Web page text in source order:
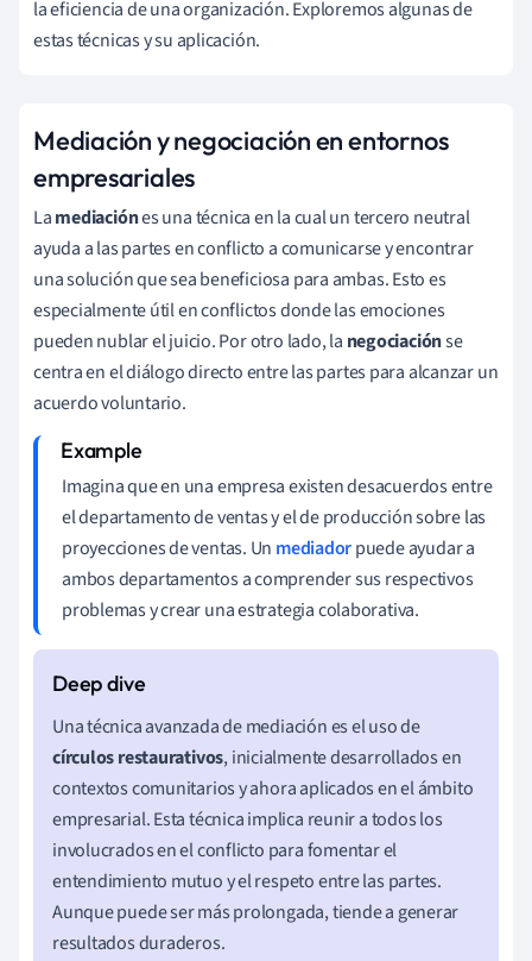
la eficiencia de una organización. Exploremos algunas de
estas técnicas y su aplicación.
Mediación y negociación en entornos
empresariales
Lamediaciónes una técnica en la cual un tercero neutral
ayuda a las partes en conflicto a comunicarse y encontrar
una solución que sea beneficiosa para ambas. Esto es
especialmente útil en conflictos donde las emociones
pueden nublar el juicio. Por otro lado, la negociaciónse
centra en el diálogo directo entre las partes para alcanzar un
acuerdo voluntario.
Imagina que en una empresa existen desacuerdos entre
el departamento de ventas y el de producción sobre las
proyecciones de ventas. Un mediadorpuede ayudar a
ambos departamentos a comprender sus respectivos
problemas y crear una estrategia colaborativa.
Una técnica avanzada de mediación es el uso de
círculos restaurativos, inicialmente desarrollados en
contextos comunitarios y ahora aplicados en el ámbito
empresarial. Esta técnica implica reunir a todos los
involucrados en el conflicto para fomentar el
entendimiento mutuo y el respeto entre las partes.
Aunque puede ser más prolongada, tiende a generar
resultados duraderos.